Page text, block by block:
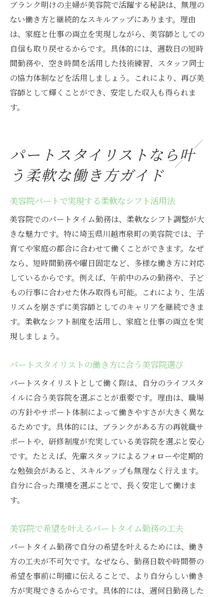
ブランク明けの主婦が美容院で活躍する秘訣は、無理の
ない働き方と継続的なスキルアップにあります。理由
は、家庭と仕事の両立を実現しながら、美容師としての
自信も取り戻せるからです。具体的には、週数日の短時
間勤務や、空き時間を活用した技術練習、スタッフ同士
の協力体制などを活用しましょう。これにより、再び美
容師として輝くことができ、安定した収入も得られま
す。
パートスタイリストなら叶
う柔軟な働き方ガイド
美容院パートで実現する柔軟なシフト活用法
美容院でのパートタイム勤務は、柔軟なシフト調整が大
きな魅力です。特に埼玉県川越市泉町の美容院では、子
育てや家庭の都合に合わせて働くことができます。なぜ
なら、短時間勤務や曜日固定など、多様な働き方に対応
しているからです。例えば、午前中のみの勤務や、子ど
もの行事に合わせた休み取得も可能。これにより、生活
リズムを崩さずに美容師としてのキャリアを継続できま
す。柔軟なシフト制度を活用し、家庭と仕事の両立を実
現しましょう。
パートスタイリストの働き方に合う美容院選び
パートスタイリストとして働く際は、自分のライフスタ
イルに合う美容院を選ぶことが重要です。理由は、職場
の方針やサポート体制によって働きやすさが大きく異な
るためです。具体的には、ブランクがある方の再就職サ
ポートや、研修制度が充実している美容院を選ぶと安心
です。たとえば、先輩スタッフによるフォローや定期的
な勉強会があると、スキルアップも無理なく行えます。
自分に合った環境を選ぶことで、長く安定して働けま
す。
美容院で希望を叶えるパートタイム勤務の工夫
パートタイム勤務で自分の希望を叶えるためには、働き
方の工夫が不可欠です。なぜなら、勤務日数や時間帯の
希望を事前に明確に伝えることで、より自分らしい働き
方が実現できるからです。具体的には、週何日勤務した